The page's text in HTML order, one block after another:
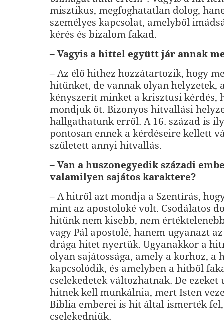
misztikus, megfoghatatlan dolog,
személyes kapcsolat, amelyből
kérés és bizalom fakad.
– Vagyis a hittel együtt jár annak
– Az élő hithez hozzátartozik, hogy
hitünket, de vannak olyan helyzetek,
kényszerít minket a krisztusi kérdés,
mondjuk őt. Bizonyos hitvallási
hallgathatunk erről. A 16. század is
pontosan ennek a kérdéseire kellett
született annyi hitvallás.
– Van a huszonegyedik századi
valamilyen sajátos karaktere?
– A hitről azt mondja a Szentírás,
mint az apostoloké volt. Csodálatos
hitünk nem kisebb, nem
vagy Pál apostolé, hanem ugyanazt
drága hitet nyertük. Ugyanakkor a
olyan sajátossága, amely a korhoz, a
kapcsolódik, és amelyben a hitből
cselekedetek változhatnak. De ezeket
hitnek kell munkálnia, mert Isten
Biblia emberei is hit által ismerték
cselekedniük.